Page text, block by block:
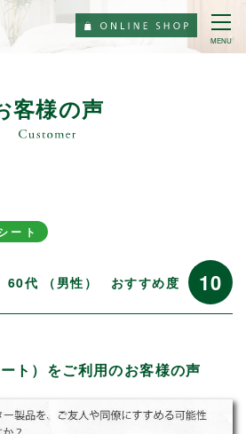
MENU
客様の声
ート
60代 （男性） おすすめ度 10
ト）をご利用のお客様の声